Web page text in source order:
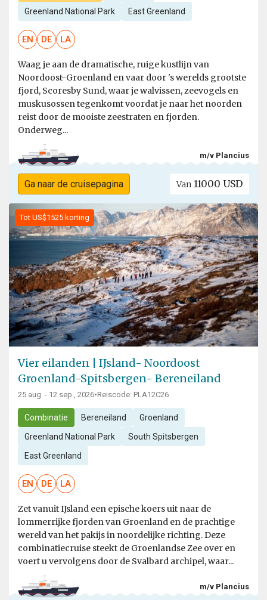
Greenland National Park East Greenland
EN DE LA
Waag je aan de dramatische, ruige kustlijn van
Noordoost-Groenland en vaar door 's werelds grootste
fjord, Scoresby Sund, waar je walvissen, zeevogels en
muskusossen tegenkomt voordat je naar het noorden
reist door de mooiste zeestraten en fjorden.
Onderweg...
m/v Plancius
Ga naar de cruisepagina Van 11000 USD
Tot US$1525 korting
Vier eilanden | IJsland- Noordoost
Groenland-Spitsbergen- Bereneiland
25 aug. - 12 sep., 2026•Reiscode: PLA12C26
Combinatie Bereneiland Groenland
Greenland National Park South Spitsbergen
East Greenland
EN DE LA
Zet vanuit IJsland een epische koers uit naar de
lommerrijke fjorden van Groenland en de prachtige
wereld van het pakijs in noordelijke richting. Deze
combinatiecruise steekt de Groenlandse Zee over en
voert u vervolgens door de Svalbard archipel, waar...
m/v Plancius